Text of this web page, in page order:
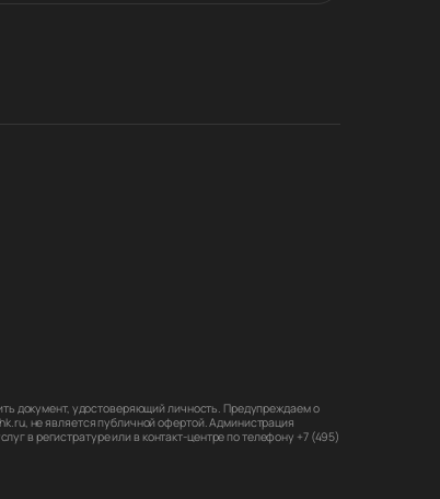
документ, удостоверяющий личность. Предупреждаем о
не является публичной офертой. Администрация
в регистратуре или в контакт-центре по телефону +7 (495)